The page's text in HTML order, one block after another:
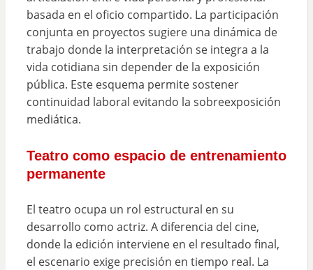
basada en el oficio compartido. La participación
conjunta en proyectos sugiere una dinámica de
trabajo donde la interpretación se integra a la
vida cotidiana sin depender de la exposición
pública. Este esquema permite sostener
continuidad laboral evitando la sobreexposición
mediática.
Teatro como espacio de entrenamiento
permanente
El teatro ocupa un rol estructural en su
desarrollo como actriz. A diferencia del cine,
donde la edición interviene en el resultado final,
el escenario exige precisión en tiempo real. La